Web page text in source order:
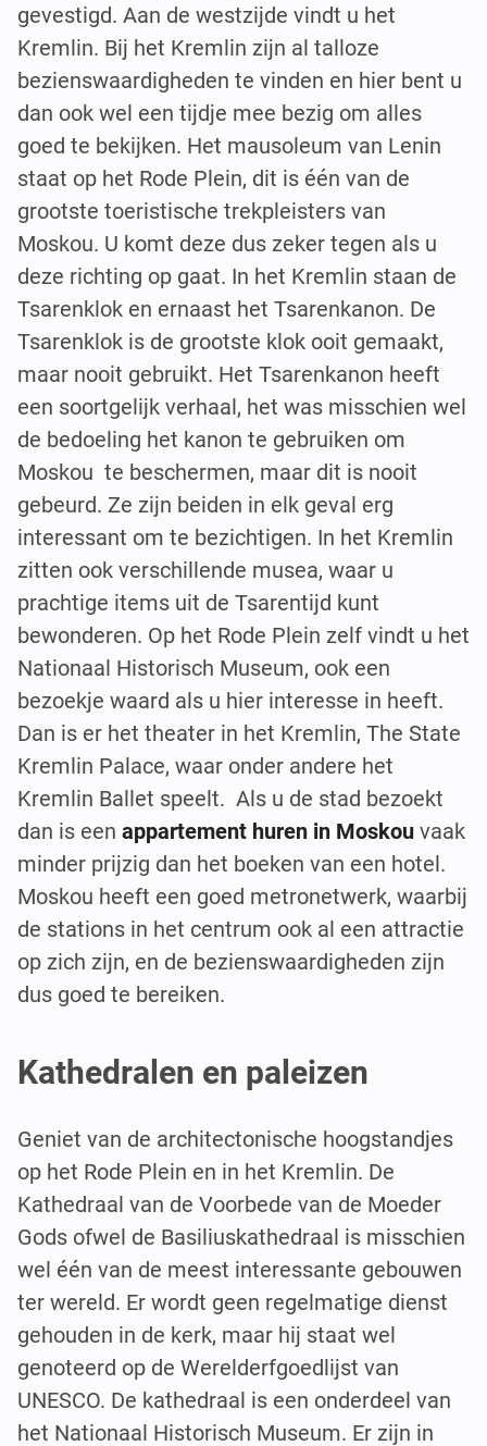
gevestigd. Aan de westzijde vindt u het
Kremlin. Bij het Kremlin zijn al talloze
bezienswaardigheden te vinden en hier bent u
dan ook wel een tijdje mee bezig om alles
goed te bekijken. Het mausoleum van Lenin
staat op het Rode Plein, dit is één van de
grootste toeristische trekpleisters van
Moskou. U komt deze dus zeker tegen als u
deze richting op gaat. In het Kremlin staan de
Tsarenklok en ernaast het Tsarenkanon. De
Tsarenklok is de grootste klok ooit gemaakt,
maar nooit gebruikt. Het Tsarenkanon heeft
een soortgelijk verhaal, het was misschien wel
de bedoeling het kanon te gebruiken om
Moskou te beschermen, maar dit is nooit
gebeurd. Ze zijn beiden in elk geval erg
interessant om te bezichtigen. In het Kremlin
zitten ook verschillende musea, waar u
prachtige items uit de Tsarentijd kunt
bewonderen. Op het Rode Plein zelf vindt u het
Nationaal Historisch Museum, ook een
bezoekje waard als u hier interesse in heeft.
Dan is er het theater in het Kremlin, The State
Kremlin Palace, waar onder andere het
Kremlin Ballet speelt. Als u de stad bezoekt
dan is een appartement huren in Moskou vaak
minder prijzig dan het boeken van een hotel.
Moskou heeft een goed metronetwerk, waarbij
de stations in het centrum ook al een attractie
op zich zijn, en de bezienswaardigheden zijn
dus goed te bereiken.
Kathedralen en paleizen
Geniet van de architectonische hoogstandjes
op het Rode Plein en in het Kremlin. De
Kathedraal van de Voorbede van de Moeder
Gods ofwel de Basiliuskathedraal is misschien
wel één van de meest interessante gebouwen
ter wereld. Er wordt geen regelmatige dienst
gehouden in de kerk, maar hij staat wel
genoteerd op de Werelderfgoedlijst van
UNESCO. De kathedraal is een onderdeel van
het Nationaal Historisch Museum. Er zijn in